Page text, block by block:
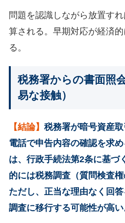
問題を認識しながら放置す
算される。早期対応が経済
る。
税務署からの書面照
易な接触）
【結論】 税務署が暗号資産
電話で申告内容の確認を求め
は、行政手続法第2条に基づ
的には税務調査（質問検査権
ただし、正当な理由なく回
調査に移行する可能性が高い